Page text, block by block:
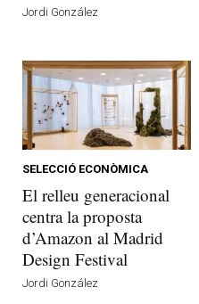
Jordi González
SELECCIÓ ECONÒMICA
El relleu generacional
centra la proposta
d’Amazon al Madrid
Design Festival
Jordi González